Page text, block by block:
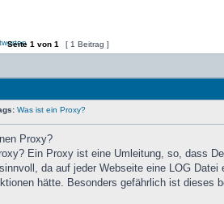
Seite 1 von 1 [ 1 Beitrag ]
Was ist ein Proxy?
Proxy?
Ein Proxy ist eine Umleitung, so, dass
da auf jeder Webseite eine LOG
hätte. Besonders gefährlich ist dieses